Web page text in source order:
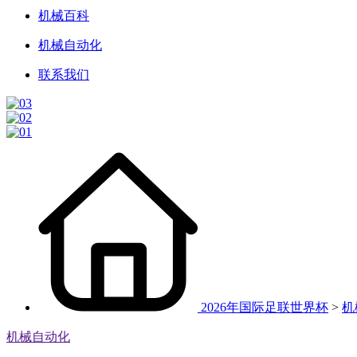
机械百科
机械自动化
联系我们
2026年国际足联世界杯 > 机
机械自动化